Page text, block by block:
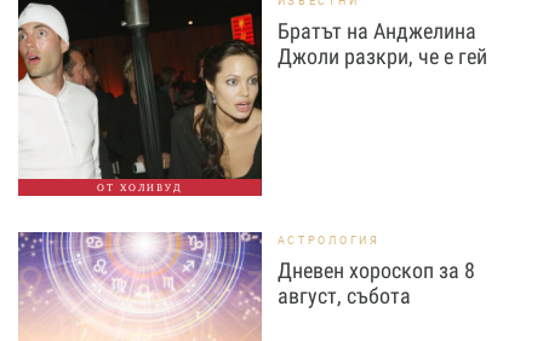
ОТ ХОЛИВУД
Братът на Анджелина
Джоли разкри, че е гей
АСТРОЛОГИЯ
Дневен хороскоп за 8
август, събота